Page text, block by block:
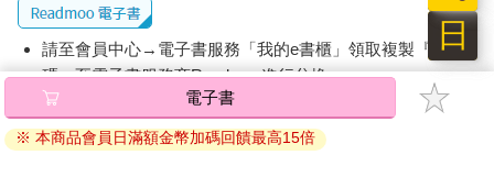
請至會員中心→電子書服務「我的e書櫃」領取複製『兌換
碼』至電子書服務商Readmoo進行兌換。
退換貨須知：
因版權保護，您在金石堂所購買的電子書僅能以金石堂專屬
電子書
※ 本商品會員日滿額金幣加碼回饋最高15倍
日